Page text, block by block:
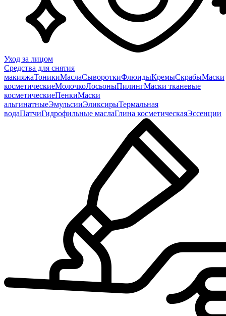
Уход за лицом
Средства для снятия
макияжаТоникиМаслаСывороткиФлюидыКремыСкрабыМаски
косметическиеМолочкоЛосьоныПилингМаски тканевые
косметическиеПенкиМаски
альгинатныеЭмульсииЭликсирыТермальная
водаПатчиГидрофильные маслаГлина косметическаяЭссенции